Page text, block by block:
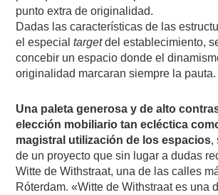
punto extra de originalidad.
Dadas las características de las
el especialtargetdel establecimiento,
concebir un espacio donde el
originalidad marcaran siempre la pauta.
Una paleta generosa y de alto
elección mobiliario tan ecléctica
magistral utilización de los espacios,
de un proyecto que sin lugar a dudas
Witte de Withstraat, una de las calles
Róterdam. «Witte de Withstraat es una